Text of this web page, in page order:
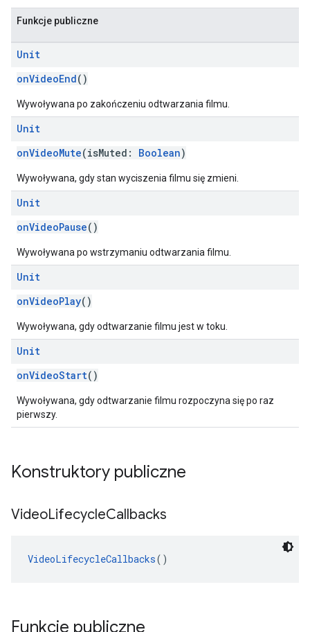
Funkcje publiczne
Unit
onVideoEnd()
Wywoływana po zakończeniu odtwarzania filmu.
Unit
onVideoMute(isMuted: Boolean)
Wywoływana, gdy stan wyciszenia filmu się zmieni.
Unit
onVideoPause()
Wywoływana po wstrzymaniu odtwarzania filmu.
Unit
onVideoPlay()
Wywoływana, gdy odtwarzanie filmu jest w toku.
Unit
onVideoStart()
Wywoływana, gdy odtwarzanie filmu rozpoczyna się po raz
pierwszy.
Konstruktory publiczne
VideoLifecycleCallbacks
VideoLifecycleCallbacks()
Funkcje publiczne